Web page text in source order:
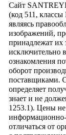
Сайт
(код 511,
являясь
изображений,
принадлежат их
исключительно
ознакомления
оборот
поставщиками.
определяет
знает и не
1253.1). Цены
отличаться от